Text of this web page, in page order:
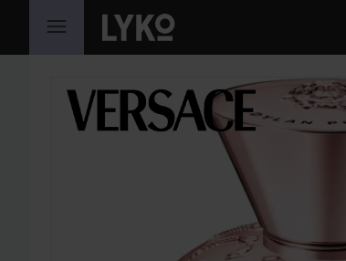
GÅ TIL INDHOLD
SPRING OVER SEKTIONEN